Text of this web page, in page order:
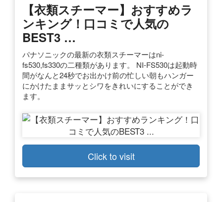
【衣類スチーマー】おすすめラ
ンキング！口コミで人気の
BEST3 …
パナソニックの最新の衣類スチーマーはni-
fs530,fs330の二種類があります。 NI-FS530は起動時
間がなんと24秒でお出かけ前の忙しい朝もハンガー
にかけたままサッとシワをきれいにすることができ
ます。
Click to visit